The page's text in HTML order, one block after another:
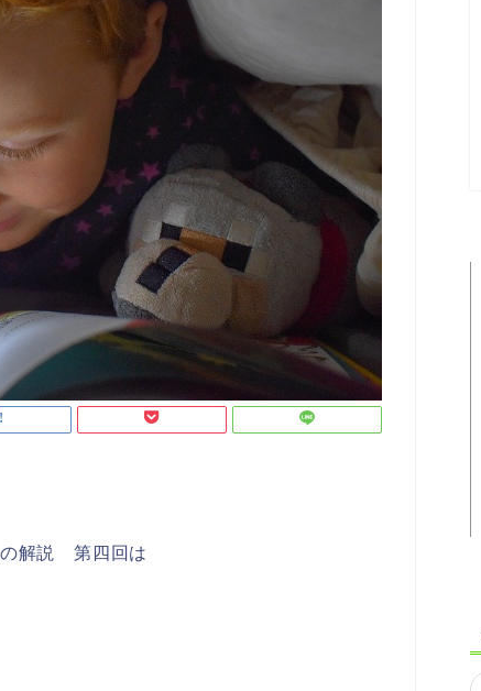
の解説 第四回は